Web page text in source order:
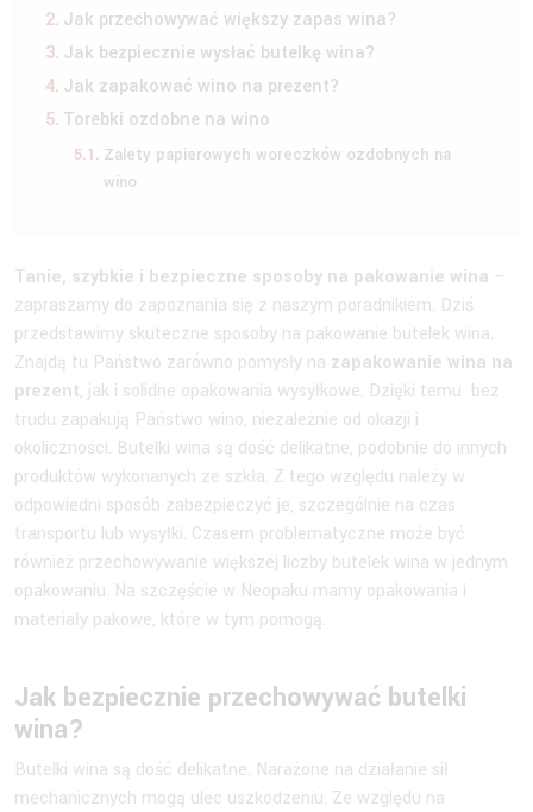
Jak przechowywać większy zapas wina?
Jak bezpiecznie wysłać butelkę wina?
Jak zapakować wino na prezent?
Torebki ozdobne na wino
Zalety papierowych woreczków ozdobnych na
wino
Tanie, szybkie i bezpieczne sposoby na pakowanie wina –
zapraszamy do zapoznania się z naszym poradnikiem. Dziś
przedstawimy skuteczne sposoby na pakowanie butelek wina.
Znajdą tu Państwo zarówno pomysły na zapakowanie wina na
prezent, jak i solidne opakowania wysyłkowe. Dzięki temu bez
trudu zapakują Państwo wino, niezależnie od okazji i
okoliczności. Butelki wina są dość delikatne, podobnie do innych
produktów wykonanych ze szkła. Z tego względu należy w
odpowiedni sposób zabezpieczyć je, szczególnie na czas
transportu lub wysyłki. Czasem problematyczne może być
również przechowywanie większej liczby butelek wina w jednym
opakowaniu. Na szczęście w Neopaku mamy opakowania i
materiały pakowe, które w tym pomogą.
Jak bezpiecznie przechowywać butelki
wina?
Butelki wina są dość delikatne. Narażone na działanie sił
mechanicznych mogą ulec uszkodzeniu. Ze względu na